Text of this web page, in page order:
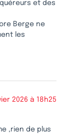
et des
Berge ne
les
2026 à 18h25
,rien de plus